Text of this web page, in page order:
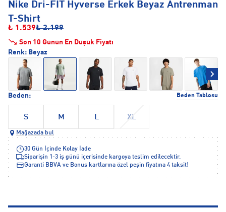
Nike Dri-FIT Hyverse Erkek Beyaz Antrenman
T-Shirt
₺ 1.539₺ 2.199
Son 10 Günün En Düşük Fiyatı
Beden: Beden Tablosu
S M L XL
Renk: Beyaz
Mağazada bul
30 Gün İçinde Kolay İade
Siparişin 1-3 iş günü içerisinde kargoya teslim edilecektir.
Garanti BBVA ve Bonus kartlarına özel peşin fiyatına 4 taksit!